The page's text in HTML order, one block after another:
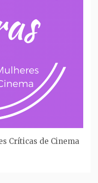
Críticas de Cinema